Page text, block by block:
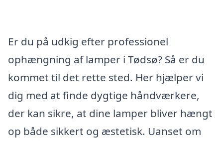
Er du på udkig efter professionel
ophængning af lamper i Tødsø? Så er du
kommet til det rette sted. Her hjælper vi
dig med at finde dygtige håndværkere,
der kan sikre, at dine lamper bliver hængt
op både sikkert og æstetisk. Uanset om